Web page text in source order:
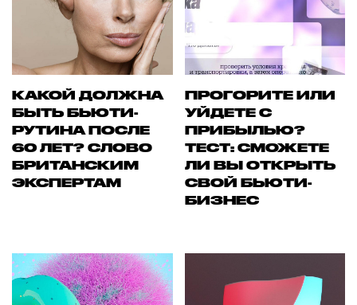
КАКОЙ ДОЛЖНА
БЫТЬ БЬЮТИ-
РУТИНА ПОСЛЕ
60 ЛЕТ? СЛОВО
БРИТАНСКИМ
ЭКСПЕРТАМ
ПРОГОРИТЕ ИЛИ
УЙДЕТЕ С
ПРИБЫЛЬЮ?
ТЕСТ: СМОЖЕТЕ
ЛИ ВЫ ОТКРЫТЬ
СВОЙ БЬЮТИ-
БИЗНЕС